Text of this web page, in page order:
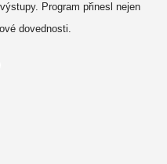
Program přinesl nejen
dovednosti.